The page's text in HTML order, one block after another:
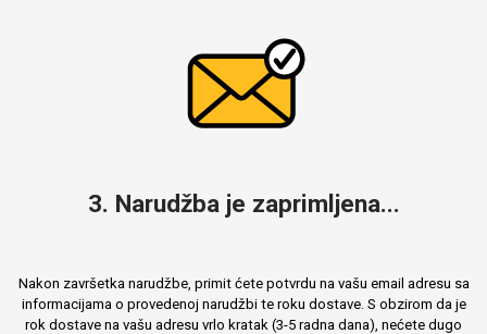
3. Narudžba je zaprimljena...
Nakon završetka narudžbe, primit ćete potvrdu na vašu email adresu sa
informacijama o provedenoj narudžbi te roku dostave. S obzirom da je
rok dostave na vašu adresu vrlo kratak (3-5 radna dana), nećete dugo